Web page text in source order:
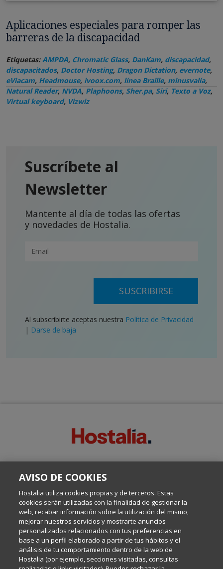
Aplicaciones especiales para romper las
barreras de la discapacidad
Etiquetas:AMPDA, Chromatic Glass, DanKam, discapacidad,
discapacitados, Doctor Hosting, Dragon Dictation, evernote,
eViacam, Headmouse, ivoox.com, línea Braille, minusvalía,
Natural Reader, NVDA, Plaphoons, Sher.pa, Siri, Texto a Voz,
Virtual keyboard, Vizwiz
Suscríbete al
Newsletter
Mantente al día de todas las ofertas
y novedades de Hostalia.
SUSCRIBIRSE
Al subscribirte aceptas nuestra Política de Privacidad
| Darse de baja
Escrito por el equipo de Comunicación de Hostalia, dirigido por
Internet y Tecnología.
Política de privacidad
Política de cookies
AVISO DE COOKIES
Hostalia utiliza cookies propias y de terceros. Estas
cookies serán utilizadas con la finalidad de gestionar la
web, recabar información sobre la utilización del mismo,
mejorar nuestros servicios y mostrarte anuncios
personalizados relacionados con tus preferencias en
base a un perfil elaborado a partir de tus hábitos y el
análisis de tu comportamiento dentro de la web de
Hostalia (por ejemplo, secciones visitadas, consultas